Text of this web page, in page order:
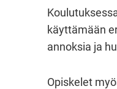
käyttämään
annoksia ja
Opiskelet